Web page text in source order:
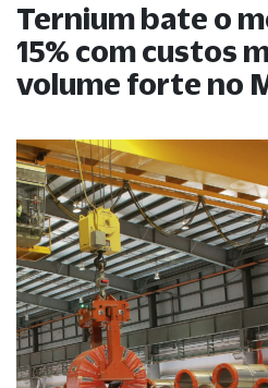
Ternium bate o
15% com custos
volume forte no